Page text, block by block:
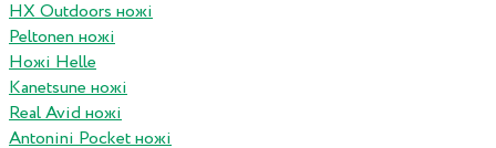
HX Outdoors ножі
Peltonen ножі
Ножі Helle
Kanetsune ножі
Real Avid ножі
Antonini Pocket ножі